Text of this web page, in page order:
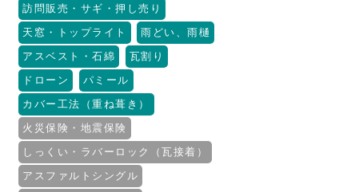
訪問販売・サギ・押し売り
天窓・トップライト
雨どい、雨樋
アスベスト・石綿
瓦割り
ドローン
パミール
カバー工法（重ね葺き）
火災保険・地震保険
しっくい・ラバーロック（瓦接着）
アスファルトシングル